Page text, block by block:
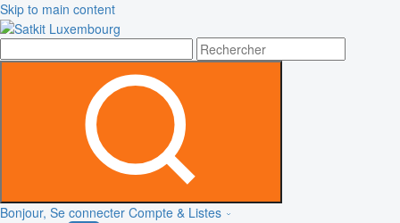
Skip to main content
Bonjour, Se connecter Compte & Listes